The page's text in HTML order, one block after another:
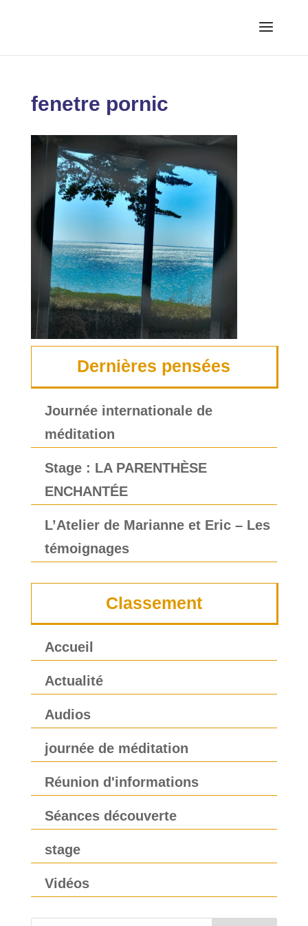
fenetre pornic
Dernières pensées
Journée internationale de
méditation
Stage : LA PARENTHÈSE
ENCHANTÉE
L’Atelier de Marianne et Eric – Les
témoignages
Classement
Accueil
Actualité
Audios
journée de méditation
Réunion d'informations
Séances découverte
stage
Vidéos